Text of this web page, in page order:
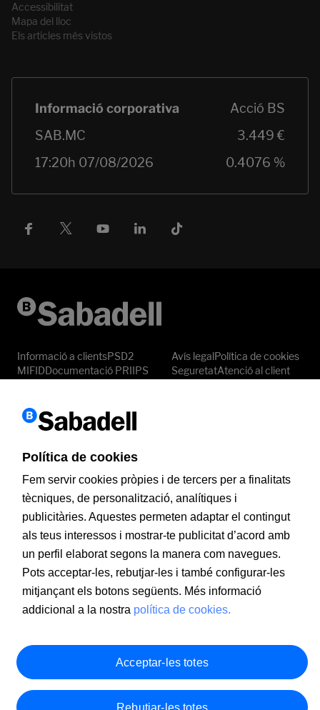
Accessibilitat
Mapa del lloc
Els articles més vistos
Informació a clientsPSD2
MIFIDDocumentació PRIIPS
Avís legalPolítica de cookies
SeguretatAtenció al client
Obre el teu Compte Online i gaudeix de tots els
Política de cookies
Fem servir cookies pròpies i de tercers per a finalitats
tècniques, de personalització, analítiques i
publicitàries. Aquestes permeten adaptar el contingut
als teus interessos i mostrar-te publicitat d’acord amb
un perfil elaborat segons la manera com navegues.
Pots acceptar-les, rebutjar-les i també configurar-les
mitjançant els botons següents. Més informació
addicional a la nostra política de cookies.
Rebutjar-les totes
Acceptar-les totes